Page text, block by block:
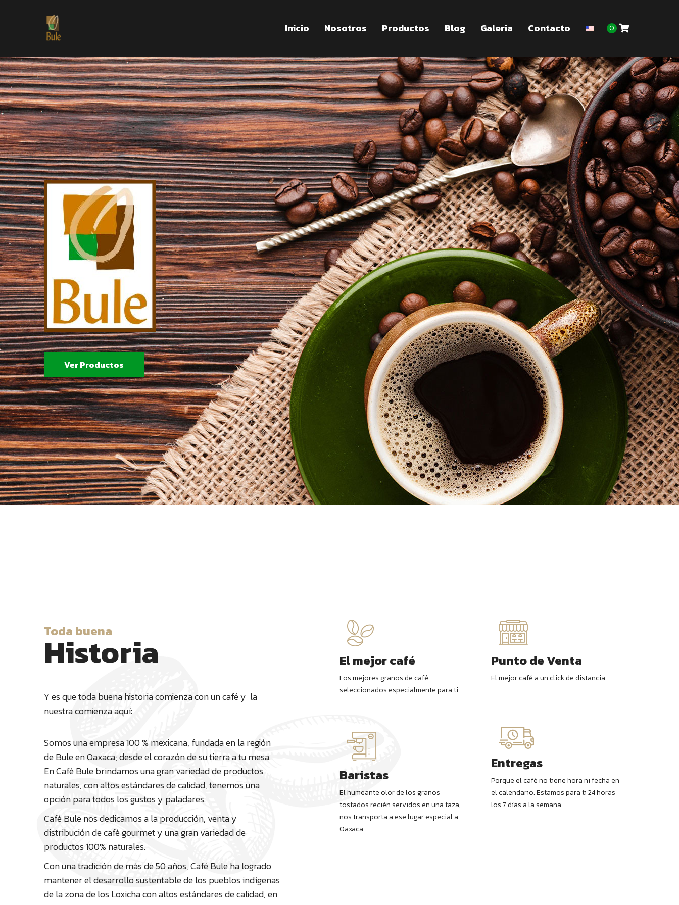
Inicio Nosotros Productos Blog Galeria Contacto 0
Ver Productos
Toda buena
Historia
Y es que toda buena historia comienza con un café y la
nuestra comienza aquí:
Somos una empresa 100 % mexicana, fundada en la región
de Bule en Oaxaca; desde el corazón de su tierra a tu mesa.
En Café Bule brindamos una gran variedad de productos
naturales, con altos estándares de calidad, tenemos una
opción para todos los gustos y paladares.
Café Bule nos dedicamos a la producción, venta y
distribución de café gourmet y una gran variedad de
productos 100% naturales.
Con una tradición de más de 50 años, Café Bule ha logrado
mantener el desarrollo sustentable de los pueblos indígenas
de la zona de los Loxicha con altos estándares de calidad, en
El mejor café
Los mejores granos de café
seleccionados especialmente para ti
Baristas
El humeante olor de los granos
tostados recién servidos en una taza,
nos transporta a ese lugar especial a
Oaxaca.
Punto de Venta
El mejor café a un click de distancia.
Entregas
Porque el café no tiene hora ni fecha en
el calendario. Estamos para ti 24 horas
los 7 días a la semana.